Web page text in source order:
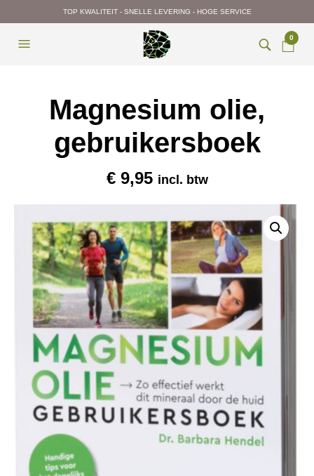
TOP KWALITEIT - SNELLE LEVERING - HOGE SERVICE
0
Magnesium olie,
gebruikersboek
€9,95 incl. btw